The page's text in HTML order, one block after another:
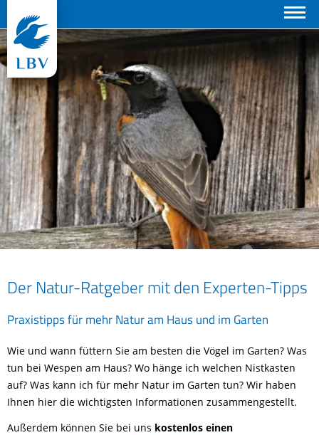
Der Natur-Ratgeber mit den Experten-Tipps
Praxistipps für mehr Natur am Haus und im Garten
Wie und wann füttern Sie am besten die Vögel im Garten? Was
tun bei Wespen am Haus? Wo hänge ich welchen Nistkasten
auf? Was kann ich für mehr Natur im Garten tun? Wir haben
Ihnen hier die wichtigsten Informationen zusammengestellt.
Außerdem können Sie bei uns kostenlos einen